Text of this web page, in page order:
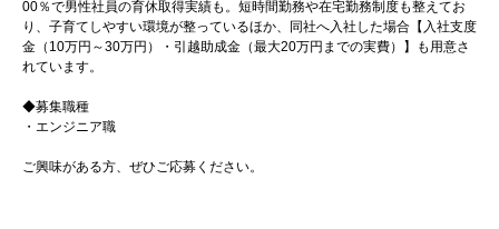
00％で男性社員の育休取得実績も。短時間勤務や在宅勤務制度も整えてお
り、子育てしやすい環境が整っているほか、同社へ入社した場合【入社支度
金（10万円～30万円）・引越助成金（最大20万円までの実費）】も用意さ
れています。
◆募集職種
・エンジニア職
ご興味がある方、ぜひご応募ください。